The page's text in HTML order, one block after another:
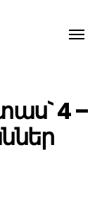
Toggle
4 –